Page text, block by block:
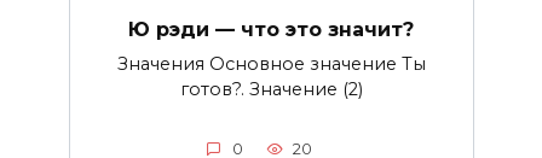
Ю рэди — что это значит?
Значения Основное значение Ты
готов?. Значение (2)
0 20